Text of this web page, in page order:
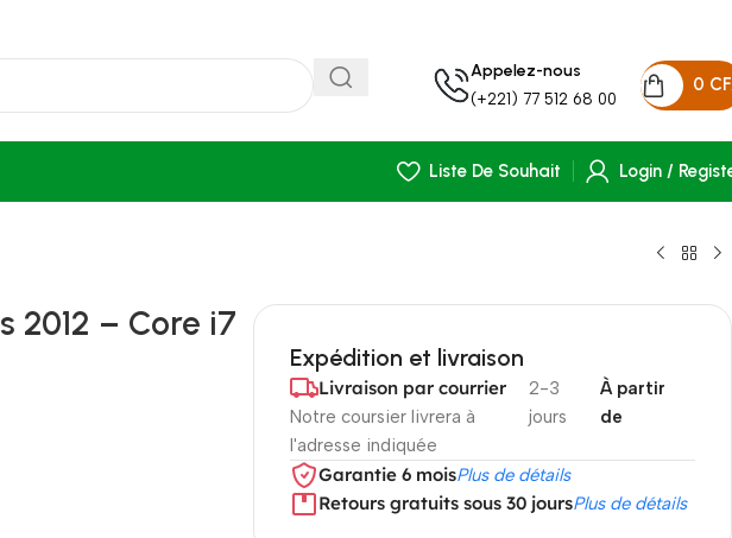
Appelez-nous
(+221) 77 512 68 00
0
Liste De Souhait Login /
2012 – Core i7
Expédition et livraison
Livraison par courrier
Notre coursier livrera à
l'adresse indiquée
2-3
jours
À partir
de
Garantie 6 moisPlus de détails
Retours gratuits sous 30 joursPlus de détails